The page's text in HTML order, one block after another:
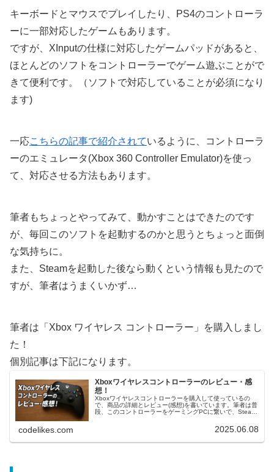
キーボードとマウスでプレイしたり、PS4のコントローラ
ーに一部対応したゲームもあります。
ですが、XInputの仕様に対応したゲームパッドがあると、
ほとんどのソフトをコントローラーでゲーム遊ぶことがで
きて便利です。（ソフトで対応していることが必須になり
ます)
一応こちらの記事で紹介されているように、コントローラ
ーのエミュレータ(Xbox 360 Controller Emulator)を使っ
て、対応させる方法もあります。
筆者もちょっとやってみて、動かすことはできたのです
が、毎回このソフトを起動するのかと思うとちょっと面倒
な気持ちに。
また、Steamを起動した後なら動くという情報も見たので
すが、筆者はうまくいかず…
筆者は「Xbox ワイヤレス コントローラー」を購入しまし
た！
個別記事は下記になります。
Xboxワイヤレスコントローラーのレビュー・感
想！
Xboxワイヤレスコントローラーを購入して使っているの
で、商品の詳細とレビュー(感想)を書いています。筆者は普
段、このコントローラーをゲーミングPCに繋いで、Steam
codelikes.com 2025.06.08